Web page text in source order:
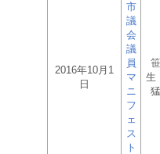
2016年10月1
日
市
議
会
議
員
マ
ニ
フ
ェ
ス
ト
笹
生
猛